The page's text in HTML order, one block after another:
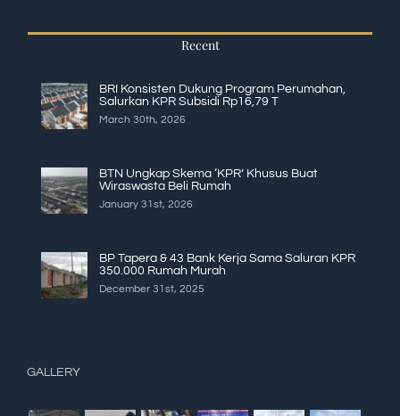
Recent
BRI Konsisten Dukung Program Perumahan,
Salurkan KPR Subsidi Rp16,79 T
March 30th, 2026
BTN Ungkap Skema ‘KPR’ Khusus Buat
Wiraswasta Beli Rumah
January 31st, 2026
BP Tapera & 43 Bank Kerja Sama Saluran KPR
350.000 Rumah Murah
December 31st, 2025
GALLERY